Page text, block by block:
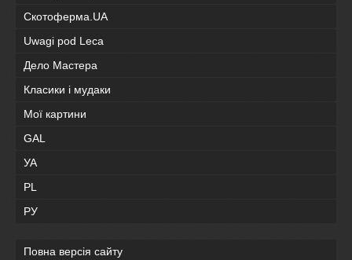
Скотоферма.UA
Uwagi pod Leca
Дело Мастера
Класики і мудаки
Мої картини
GAL
УА
PL
РУ
Повна версія сайту